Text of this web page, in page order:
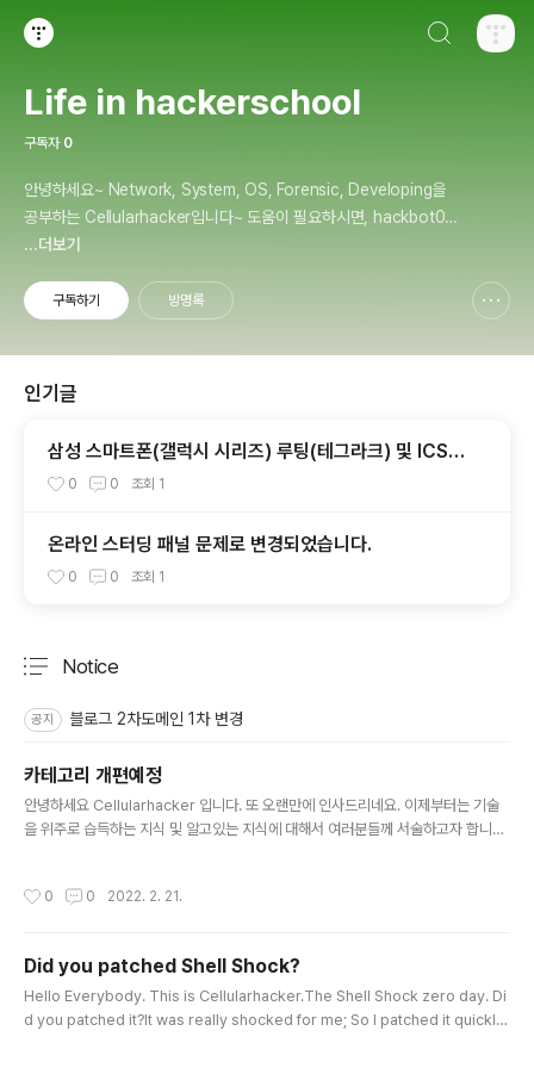
Life in hackerschool
구독자 0
안녕하세요~ Network, System, OS, Forensic, Developing을
공부하는 Cellularhacker입니다~ 도움이 필요하시면, hackbot01
@naver.com으로 문의주세요~
...더보기
구독하기 방명록
인기글
삼성 스마트폰(갤럭시 시리즈) 루팅(테그라크) 및 ICS
업그레이드 안내
0 0 조회 1
온라인 스터딩 패널 문제로 변경되었습니다.
0 0 조회 1
Notice
공지 블로그 2차도메인 1차 변경
카테고리 개편예정
안녕하세요 Cellularhacker 입니다. 또 오랜만에 인사드리네요. 이제부터는 기술
을 위주로 습득하는 지식 및 알고있는 지식에 대해서 여러분들께 서술하고자 합니다.
ve Optical Network) - AON(Acitve Optical Network) - VLAN(Virtual Lo
Apache ..
0 0 2022. 2. 21.
Did you patched Shell Shock?
Hello Everybody. This is Cellularhacker.The Shell Shock zero day. Di
d you patched it?It was really shocked for me; So I patched it quickly.